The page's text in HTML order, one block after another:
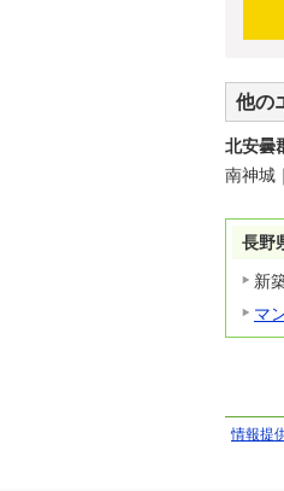
他の
北安曇
南神城 ｜
長野
新
マ
情報提